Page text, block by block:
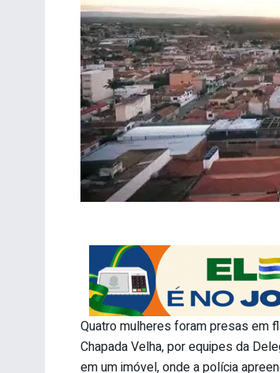
Quatro mulheres foram presas em
Chapada Velha, por equipes da
em um imóvel, onde a polícia